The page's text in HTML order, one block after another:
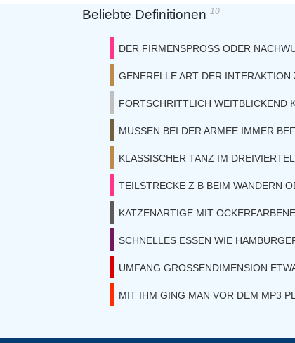
Beliebte Definitionen 10
DER FIRMENSPROSS ODER
GENERELLE ART DER INTERAKTION
FORTSCHRITTLICH WEITBLICKEND
MUSSEN BEI DER ARMEE IMMER
KLASSISCHER TANZ IM
TEILSTRECKE Z B BEIM WANDERN
KATZENARTIGE MIT
SCHNELLES ESSEN WIE
UMFANG GROSSENDIMENSION
MIT IHM GING MAN VOR DEM MP3